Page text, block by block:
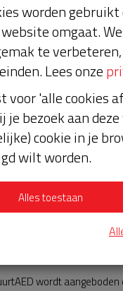
Nieuws
wordt
worden
omgaat.
te
Lees onze
voor 'alle cookies
je bezoek aan
cookie in je
wilt worden.
Alles toestaan